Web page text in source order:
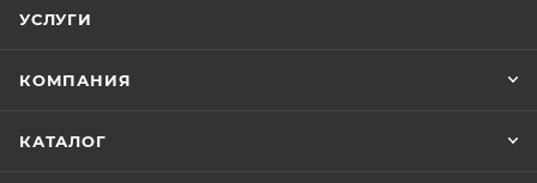
УСЛУГИ
КОМПАНИЯ
КАТАЛОГ